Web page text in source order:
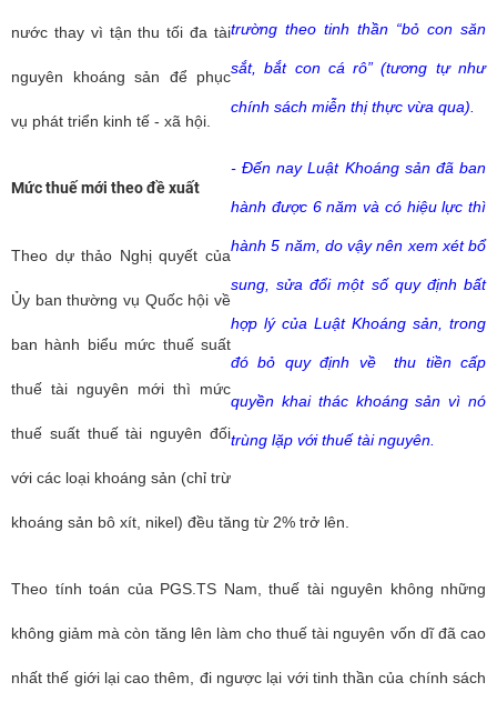
trường theo tinh thần “bỏ con săn
sắt, bắt con cá rô” (tương tự như
chính sách miễn thị thực vừa qua).
- Đến nay Luật Khoáng sản đã ban
hành được 6 năm và có hiệu lực thì
hành 5 năm, do vậy nên xem xét bổ
sung, sửa đổi một số quy định bất
hợp lý của Luật Khoáng sản, trong
đó bỏ quy định về thu tiền cấp
quyền khai thác khoáng sản vì nó
trùng lặp với thuế tài nguyên.
nước thay vì tận thu tối đa tài
nguyên khoáng sản để phục
vụ phát triển kinh tế - xã hội.
Mức thuế mới theo đề xuất
Theo dự thảo Nghị quyết của
Ủy ban thường vụ Quốc hội về
ban hành biểu mức thuế suất
thuế tài nguyên mới thì mức
thuế suất thuế tài nguyên đối
với các loại khoáng sản (chỉ trừ
khoáng sản bô xít, nikel) đều tăng từ 2% trở lên.
Theo tính toán của PGS.TS Nam, thuế tài nguyên không những
không giảm mà còn tăng lên làm cho thuế tài nguyên vốn dĩ đã cao
nhất thế giới lại cao thêm, đi ngược lại với tinh thần của chính sách